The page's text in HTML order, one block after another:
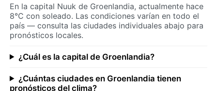
En la capital Nuuk de Groenlandia, actualmente hace
8°C con soleado. Las condiciones varían en todo el
país — consulta las ciudades individuales abajo para
pronósticos locales.
¿Cuál es la capital de Groenlandia?
¿Cuántas ciudades en Groenlandia tienen
pronósticos del clima?